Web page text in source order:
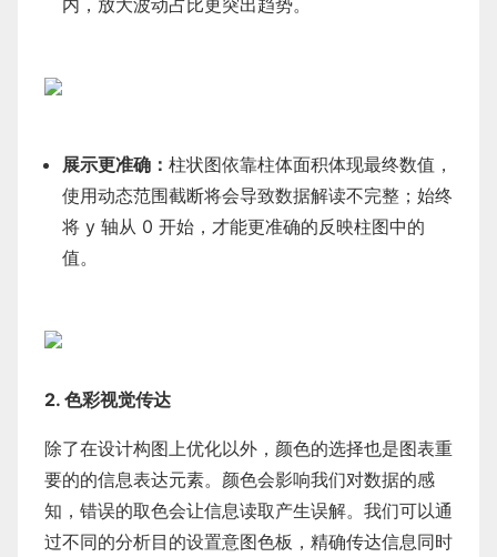
内，放大波动占比更突出趋势。
展示更准确： 柱状图依靠柱体面积体现最终数值，
使用动态范围截断将会导致数据解读不完整；始终
将 y 轴从 0 开始，才能更准确的反映柱图中的
值。
2. 色彩视觉传达
除了在设计构图上优化以外，颜色的选择也是图表重
要的的信息表达元素。颜色会影响我们对数据的感
知，错误的取色会让信息读取产生误解。我们可以通
过不同的分析目的设置意图色板，精确传达信息同时